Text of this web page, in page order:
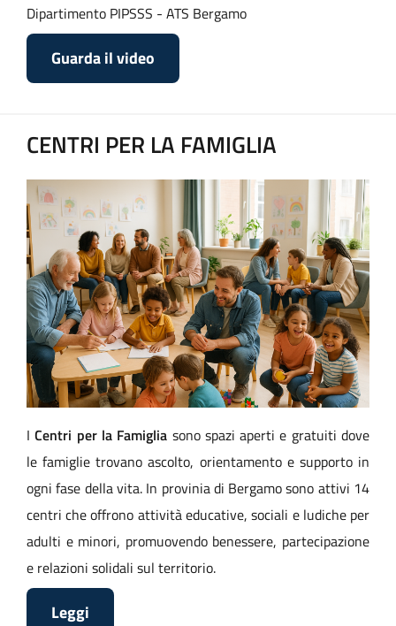
Dipartimento PIPSSS - ATS Bergamo
Guarda il video
CENTRI PER LA FAMIGLIA
ICentri per la Famiglia sono spazi aperti e gratuiti dove
le famiglie trovano ascolto, orientamento e supporto in
ogni fase della vita. In provinia di Bergamo sono attivi 14
centri che offrono attività educative, sociali e ludiche per
adulti e minori, promuovendo benessere, partecipazione
e relazioni solidali sul territorio.
Leggi